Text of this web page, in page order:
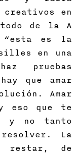
en
de la A
es la
en una
pruebas
que amar
Amar
eso que te
y no tanto
La
restar, de